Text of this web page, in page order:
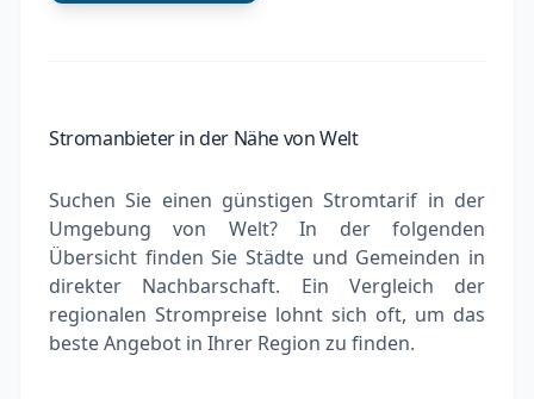
Stromanbieter in der Nähe von Welt
Suchen Sie einen günstigen Stromtarif in der
Umgebung von Welt? In der folgenden
Übersicht finden Sie Städte und Gemeinden in
direkter Nachbarschaft. Ein Vergleich der
regionalen Strompreise lohnt sich oft, um das
beste Angebot in Ihrer Region zu finden.